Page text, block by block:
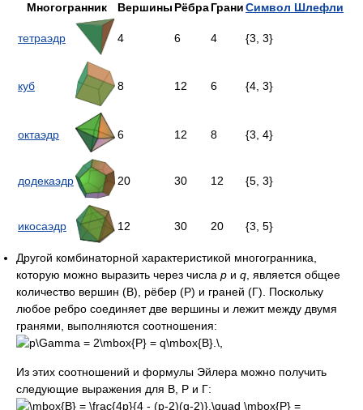
Многогранник
Вершины РёбраГраниСимвол Шлефли
тетраэдр 4 6 4 {3, 3}
куб 8 12 6 {4, 3}
октаэдр 6 12 8 {3, 4}
додекаэдр 20 30 12 {5, 3}
икосаэдр 12 30 20 {3, 5}
Другой комбинаторной характеристикой многогранника,
которую можно выразить через числа p и q , является общее
количество вершин (В), рёбер (Р) и граней (Г). Поскольку
любое ребро соединяет две вершины и лежит между двумя
гранями, выполняются соотношения:
Из этих соотношений и формулы Эйлера можно получить
следующие выражения для В, Р и Г: